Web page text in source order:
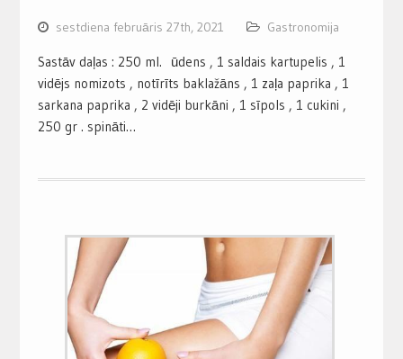
sestdiena februāris 27th, 2021 Gastronomija
Sastāv daļas : 250 ml. ūdens , 1 saldais kartupelis , 1
vidējs nomizots , notīrīts baklažāns , 1 zaļa paprika , 1
sarkana paprika , 2 vidēji burkāni , 1 sīpols , 1 cukini ,
250 gr . spināti…